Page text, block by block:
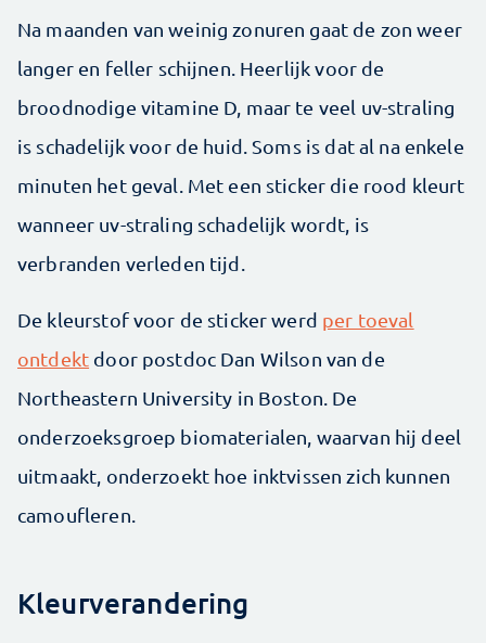
Na maanden van weinig zonuren gaat de zon weer
langer en feller schijnen. Heerlijk voor de
broodnodige vitamine D, maar te veel uv-straling
is schadelijk voor de huid. Soms is dat al na enkele
minuten het geval. Met een sticker die rood kleurt
wanneer uv-straling schadelijk wordt, is
verbranden verleden tijd.
De kleurstof voor de sticker werd per toeval
ontdekt door postdoc Dan Wilson van de
Northeastern University in Boston. De
onderzoeksgroep biomaterialen, waarvan hij deel
uitmaakt, onderzoekt hoe inktvissen zich kunnen
camoufleren.
Kleurverandering